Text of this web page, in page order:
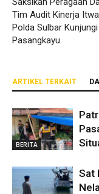
Tim Audit Kinerja
Polda Sulbar
Pasangkayu
ARTIKEL TERKAIT
BERITA
Sat